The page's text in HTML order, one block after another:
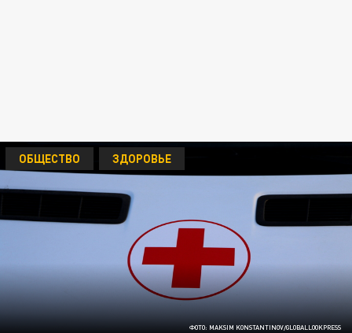
ФОТО: MAKSIM KONSTANTINOV/GLOBALLOOKPRESS
ОБЩЕСТВО ЗДОРОВЬЕ